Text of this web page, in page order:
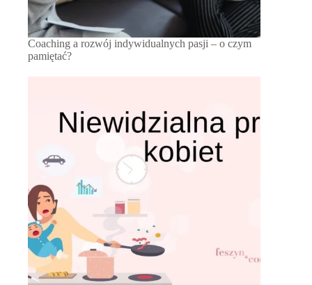
Coaching a rozwój indywidualnych pasji – o czym
pamiętać?